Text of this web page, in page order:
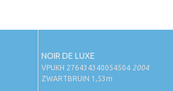
NOIR DE LUXE
VPUKH 276434340054504 2004
ZWARTBRUIN 1,53m